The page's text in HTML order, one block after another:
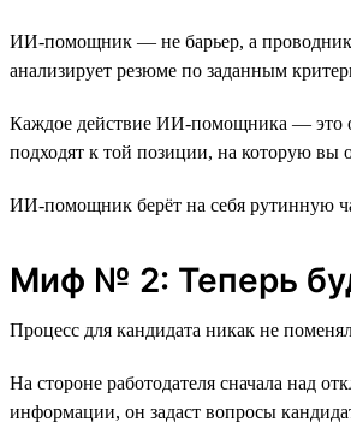
ИИ-помощник — не барьер, а проводник
анализирует резюме по заданным
Каждое действие ИИ-помощника — это
подходят к той позиции, на которую вы
ИИ-помощник берёт на себя рутинную
Миф № 2: Теперь
Процесс для кандидата никак не
На стороне работодателя сначала над
информации, он задаст вопросы